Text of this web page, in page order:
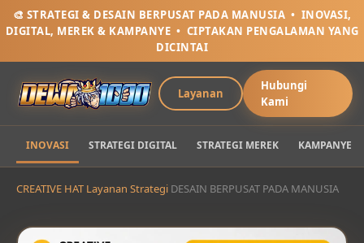
🎨 STRATEGI & DESAIN BERPUSAT PADA MANUSIA • INOVASI,
DIGITAL, MEREK & KAMPANYE • CIPTAKAN PENGALAMAN YANG
DICINTAI
Layanan
Hubungi
Kami
INOVASI STRATEGI DIGITAL STRATEGI MEREK KAMPANYE
CREATIVE HAT Layanan Strategi DESAIN BERPUSAT PADA MANUSIA